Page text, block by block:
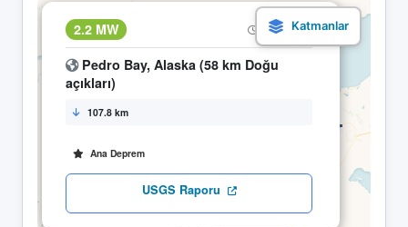
2.2 MW 05.05 02:24
Pedro Bay, Alaska (58 km Doğu
açıkları)
107.8 km
Ana Deprem
USGS Raporu
×